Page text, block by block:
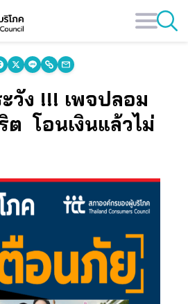
วัง !!! เพจปลอม
ต โอนเงินแล้วไม่